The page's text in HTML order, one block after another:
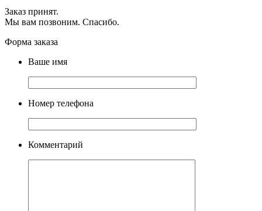
Заказ принят.
Мы вам позвоним. Спасибо.
Форма заказа
Ваше имя
Номер телефона
Комментарий